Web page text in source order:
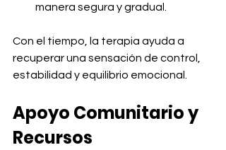
manera segura y gradual.
Con el tiempo, la terapia ayuda a
recuperar una sensación de control,
estabilidad y equilibrio emocional.
Apoyo Comunitario y
Recursos